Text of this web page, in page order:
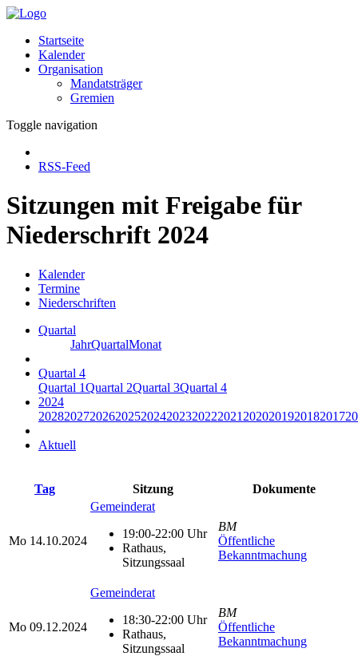
Startseite
Kalender
Organisation
Mandatsträger
Gremien
Toggle navigation
RSS-Feed
Sitzungen mit Freigabe für
Niederschrift 2024
Kalender
Termine
Niederschriften
Quartal
JahrQuartalMonat
Quartal 4
Quartal 1Quartal 2Quartal 3Quartal 4
2024
20282027202620252024202320222021 2020201920182017
Aktuell
Tag Sitzung Dokumente
Mo 14.10.2024
Gemeinderat
19:00-22:00 Uhr
Rathaus,
Sitzungssaal
BM
Öffentliche
Bekanntmachung
Mo 09.12.2024
Gemeinderat
18:30-22:00 Uhr
Rathaus,
Sitzungssaal
BM
Öffentliche
Bekanntmachung